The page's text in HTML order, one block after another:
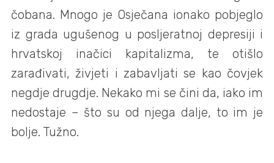
čobana. Mnogo je Osječana ionako pobjeglo
iz grada ugušenog u posljeratnoj depresiji i
hrvatskoj inačici kapitalizma, te otišlo
zarađivati, živjeti i zabavljati se kao čovjek
negdje drugdje. Nekako mi se čini da, iako im
nedostaje – što su od njega dalje, to im je
bolje. Tužno.